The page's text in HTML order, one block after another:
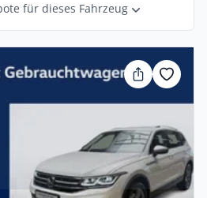
für dieses Fahrzeug